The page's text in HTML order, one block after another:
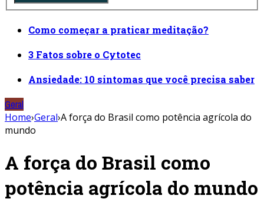
Como começar a praticar meditação?
3 Fatos sobre o Cytotec
Ansiedade: 10 sintomas que você precisa saber
Geral
Home›Geral›A força do Brasil como potência agrícola do
mundo
A força do Brasil como
potência agrícola do mundo